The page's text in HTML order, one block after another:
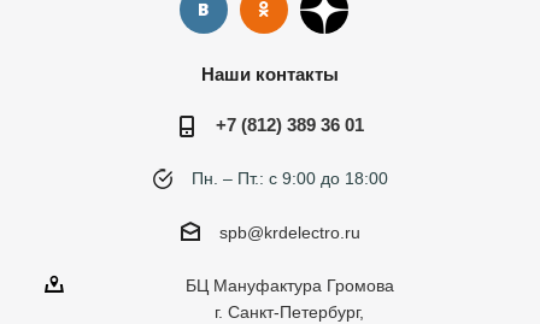
Наши контакты
+7 (812) 389 36 01
Пн. – Пт.: с 9:00 до 18:00
spb@krdelectro.ru
БЦ Мануфактура Громова
г. Санкт-Петербург,